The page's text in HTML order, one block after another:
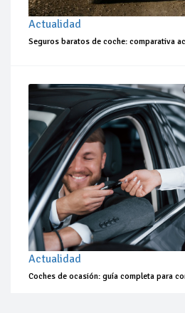
Actualidad
Seguros baratos de coche: comparativa
Actualidad
Coches de ocasión: guía completa para